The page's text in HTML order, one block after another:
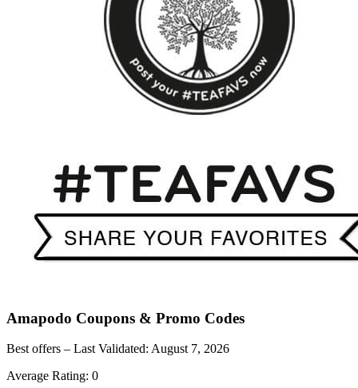
Amapodo Coupons & Promo Codes
Best offers – Last Validated: August 7, 2026
Average Rating: 0